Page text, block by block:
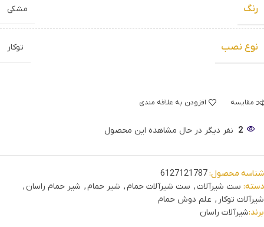
رنگ مشکی
نوع نصب توکار
مقایسه افزودن به علاقه مندی
2 نفر دیگر در حال مشاهده این محصول
شناسه محصول:6127121787
دسته: ست شیرآلات, ست شیرآلات حمام, شیر حمام, شیر حمام راسان ,
شیرآلات توکار , علم دوش حمام
برند:شیرآلات راسان